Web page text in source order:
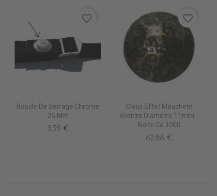
Boucle De Serrage Chrome
25 Mm
2,32 €
favorite_border
Clous Effet Moucheté
Bronze Diamètre 11mm -
Boite De 1000
62,88 €
favorite_border